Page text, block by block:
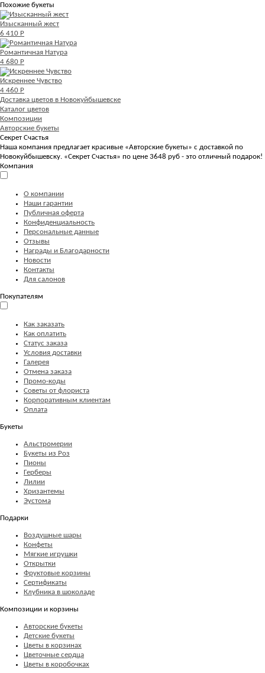
Похожие букеты
Изысканный жест
6 410 Р
Романтичная Натура
4 680 Р
Искреннее Чувство
4 460 Р
Доставка цветов в Новокуйбышевске
Каталог цветов
Композиции
Авторские букеты
Секрет Счастья
Наша компания предлагает красивые «Авторские букеты» с доставкой по
Новокуйбышевску. «Секрет Счастья» по цене 3648 руб - это отличный подарок!
Компания
О компании
Наши гарантии
Публичная оферта
Конфиденциальность
Персональные данные
Отзывы
Награды и Благодарности
Новости
Контакты
Для салонов
Покупателям
Как заказать
Как оплатить
Статус заказа
Условия доставки
Галерея
Отмена заказа
Промо-коды
Советы от флориста
Корпоративным клиентам
Оплата
Букеты
Альстромерии
Букеты из Роз
Пионы
Герберы
Лилии
Хризантемы
Эустома
Подарки
Воздушные шары
Конфеты
Мягкие игрушки
Открытки
Фруктовые корзины
Сертификаты
Клубника в шоколаде
Композиции и корзины
Авторские букеты
Детские букеты
Цветы в корзинах
Цветочные сердца
Цветы в коробочках